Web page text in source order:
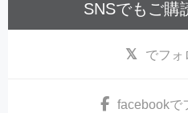
SNSでもご購
でフォ
facebookで